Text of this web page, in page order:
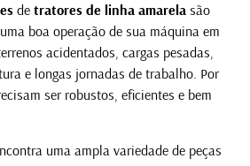
de tratores de linha amarelasão
boa operação de sua máquina em
acidentados, cargas pesadas,
e longas jornadas de trabalho. Por
ser robustos, eficientes e bem
uma ampla variedade de peças